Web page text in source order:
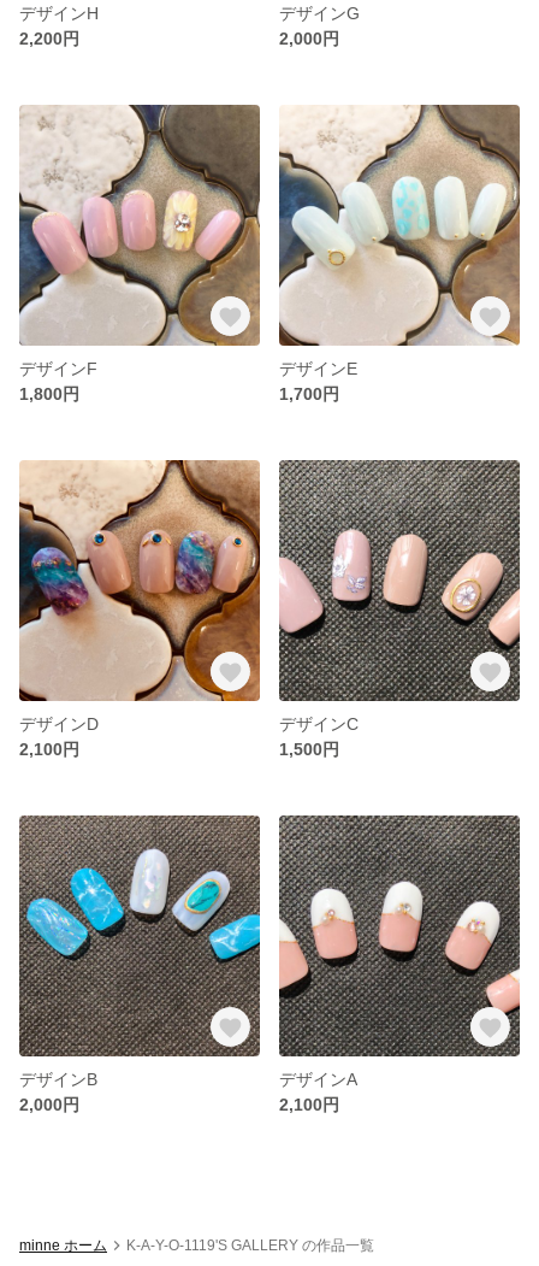
デザインH
2,200円
デザインG
2,000円
デザインF
1,800円
デザインE
1,700円
デザインD
2,100円
デザインC
1,500円
デザインB
2,000円
デザインA
2,100円
minne ホーム K-A-Y-O-1119'S GALLERY の作品一覧